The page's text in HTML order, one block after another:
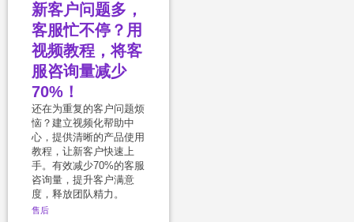
新客户问题多，
客服忙不停？用
视频教程，将客
服咨询量减少
70%！
还在为重复的客户问题烦
恼？建立视频化帮助中
心，提供清晰的产品使用
教程，让新客户快速上
手。有效减少70%的客服
咨询量，提升客户满意
度，释放团队精力。
售后